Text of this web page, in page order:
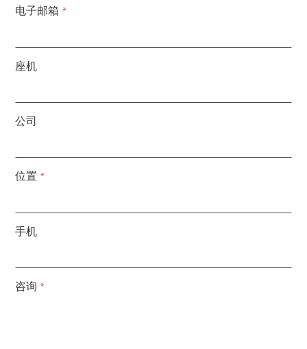
电子邮箱 *
座机
公司
位置 *
手机
Email
咨询 *